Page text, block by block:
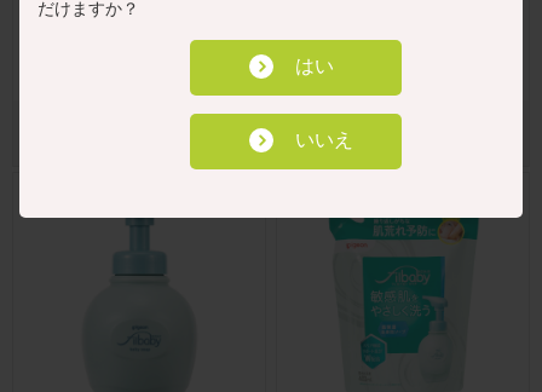
ベビーミルクローション 300g
ベビーミルクローション うるおいプ
ラス300g
だけますか？
はい
いいえ